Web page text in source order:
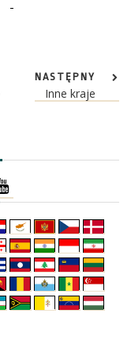
-
NASTĘPNY
Inne kraje